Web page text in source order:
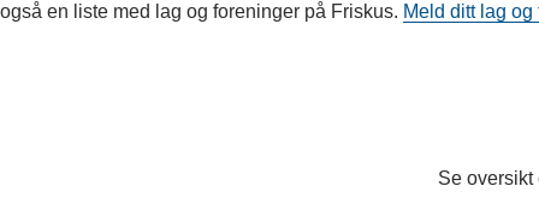
også en liste med lag og foreninger på Friskus. Meld ditt lag
Se oversikt